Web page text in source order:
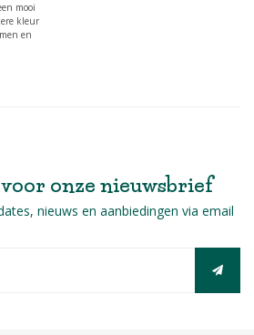
mooi
kleur
en
onze nieuwsbrief
nieuws en aanbiedingen via email